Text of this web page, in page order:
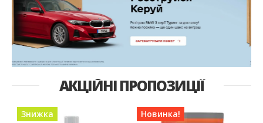
АКЦІЙНІ ПРОПОЗИЦІЇ
Знижка
Новинка!